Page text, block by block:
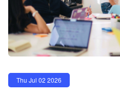
Thu Jul 02 2026